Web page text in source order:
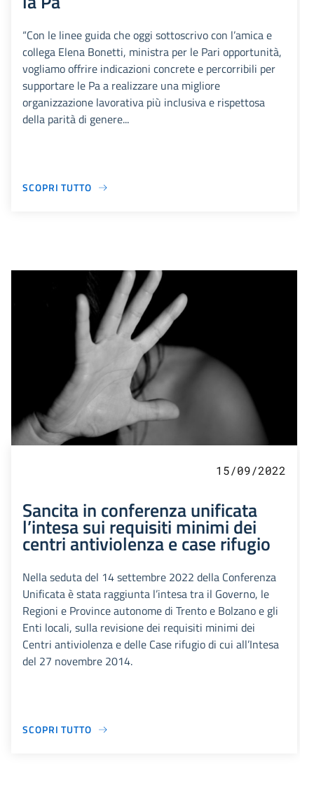
“Con le linee guida che oggi sottoscrivo con l’amica e
collega Elena Bonetti, ministra per le Pari opportunità,
vogliamo offrire indicazioni concrete e percorribili per
supportare le Pa a realizzare una migliore
organizzazione lavorativa più inclusiva e rispettosa
della parità di genere...
SCOPRI TUTTO
15/09/2022
Sancita in conferenza unificata
l’intesa sui requisiti minimi dei
centri antiviolenza e case rifugio
Nella seduta del 14 settembre 2022 della Conferenza
Unificata è stata raggiunta l’intesa tra il Governo, le
Regioni e Province autonome di Trento e Bolzano e gli
Enti locali, sulla revisione dei requisiti minimi dei
Centri antiviolenza e delle Case rifugio di cui all’Intesa
del 27 novembre 2014.
SCOPRI TUTTO